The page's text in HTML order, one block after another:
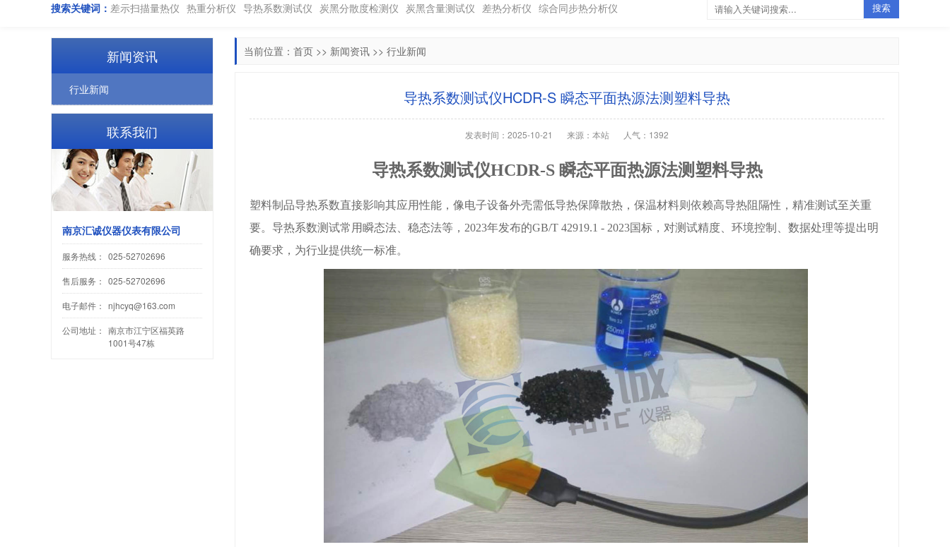
搜索关键词： 差示扫描量热仪 热重分析仪 导热系数测试仪 炭黑分散度检测仪 炭黑含量测试仪 差热分析仪 综合同步热分析仪
当前位置： 首页 >> 新闻资讯 >> 行业新闻
导热系数测试仪HCDR-S 瞬态平面热源法测塑料导热
发表时间：2025-10-21 来源：本站 人气：1392
导热系数测试仪HCDR-S 瞬态平面热源法测塑料导热
塑料制品导热系数直接影响其应用性能，像电子设备外壳需低导热保障散热，保温材料则依赖高导热阻隔性，精准测试至关重
要。 导热系数测试常用瞬态法、稳态法等， 2023年发布的GB/T 42919.1 - 2023国标，对测试精度、环境控制、数据处理等提出明
确要求，为行业提供统一标准。
新闻资讯
行业新闻
联系我们
南京汇诚仪器仪表有限公司
服务热线： 025-52702696
售后服务： 025-52702696
电子邮件： njhcyq@163.com
公司地址： 南京市江宁区福英路
1001号47栋